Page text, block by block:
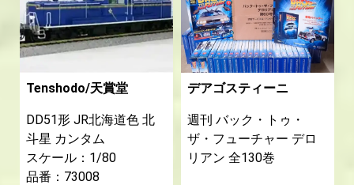
Tenshodo/天賞堂
DD51形 JR北海道色 北
斗星 カンタム
スケール：1/80
品番：73008
デアゴスティーニ
週刊 バック・トゥ・
ザ・フューチャー デロ
リアン 全130巻